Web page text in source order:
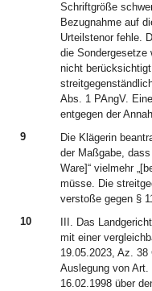
Schriftgröße
Bezugnahme auf
Urteilstenor fehle.
die Sondergesetze
nicht
Abs. 1 PAngV.
entgegen der
9
Die Klägerin
der Maßgabe,
Ware]“ vielmehr
müsse. Die
verstoße gegen §
10
III. Das
mit einer
19.05.2023, Az.
Auslegung von
16.02.1998 über